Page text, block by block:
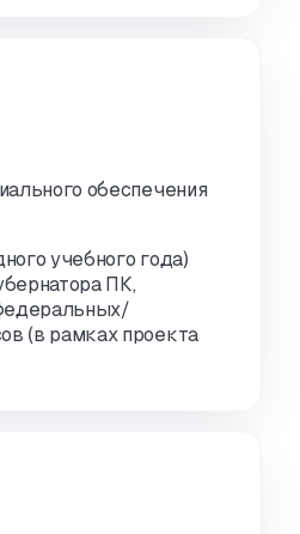
обеспечения
учебного года)
ПК,
(в рамках проекта